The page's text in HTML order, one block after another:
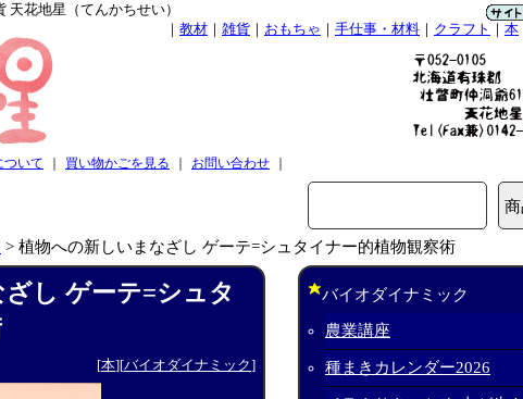
花地星（てんかちせい）
｜ 教材 ｜ 雑貨 ｜ おもちゃ ｜ 手仕事・材料 ｜ クラフト ｜ 本
ついて 買い物かごを見る お問い合わせ
> 植物への新しいまなざし ゲーテ=シュタイナー的植物観察術
し ゲーテ=シュタ
[本][バイオダイナミック]
バイオダイナミック
農業講座
種まきカレンダー2026